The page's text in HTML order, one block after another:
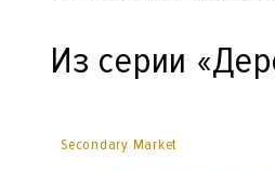
Из серии
Secondary Market